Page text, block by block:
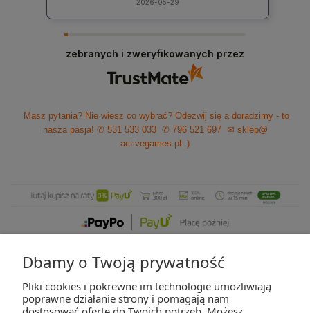
2026-05-29
zebranych i zweryfikowanych przez
Masz pytania? Nie wiesz co wybrać? Odezwij się a doradzimy - to
nasza pasja! ✆ 531 533 033 ✆ 796 521 697
✉ sklep@
activegames.pl :)
ZAKUPY
Dbamy o Twoją prywatność
Pliki cookies i pokrewne im technologie umożliwiają
poprawne działanie strony i pomagają nam